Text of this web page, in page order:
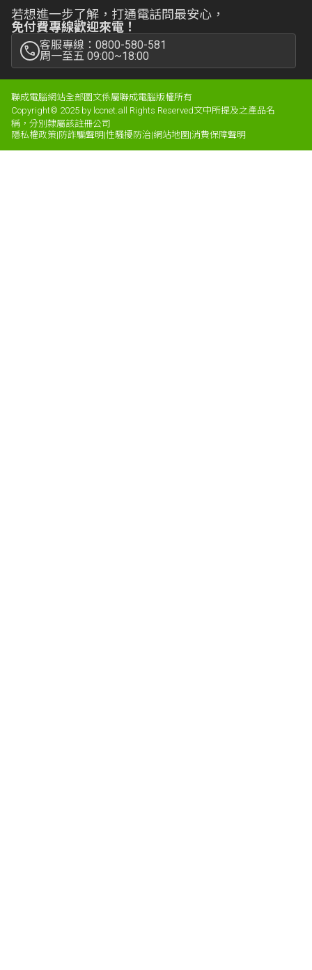
若想進一步了解，打通電話問最安心，
免付費專線歡迎來電！
客服專線：0800-580-581
周一至五 09:00~18:00
聯成電腦網站全部圖文係屬聯成電腦版權所有
Copyright© 2025 by lccnet.all Rights Reserved文中所提及之產品名
稱，分別隸屬該註冊公司
隱私權政策|防詐騙聲明|性騷擾防治|網站地圖 |消費保障聲明